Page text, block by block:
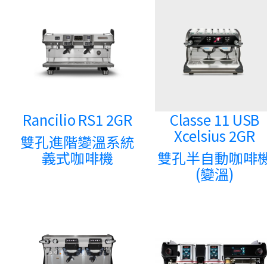
Rancilio RS1 2GR
雙孔進階變溫系統
義式咖啡機
Classe 11 USB
Xcelsius 2GR
雙孔半自動咖啡
(變溫)